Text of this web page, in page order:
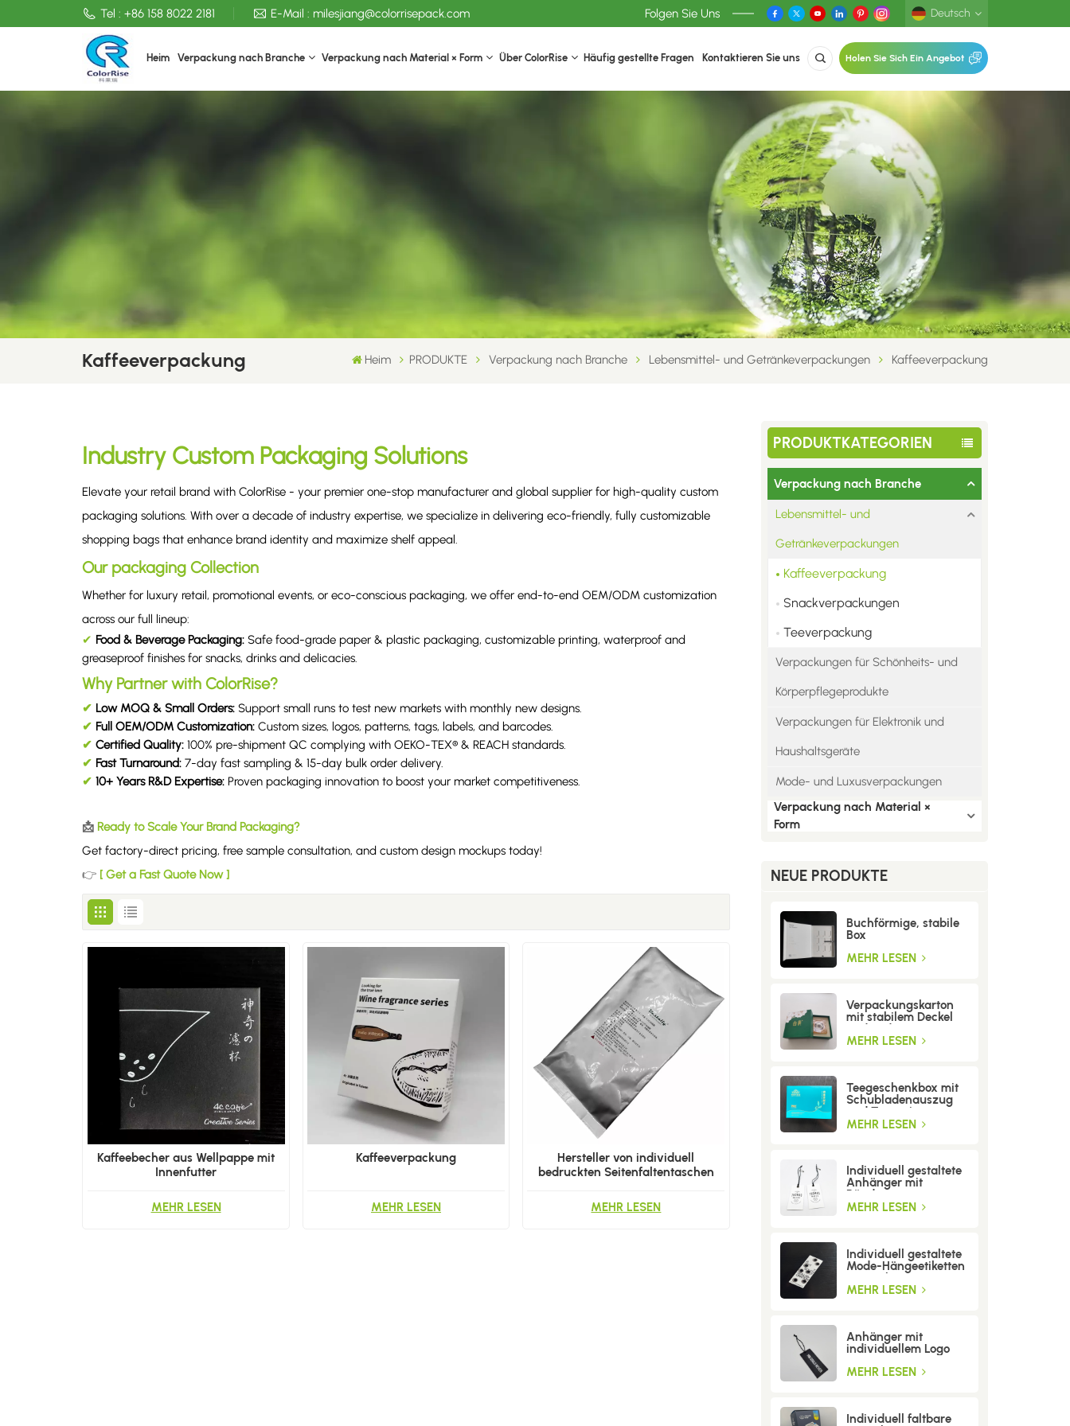
Tel : +86 158 8022 2181 E-Mail : milesjiang@colorrisepack.com Folgen Sie Uns Deutsch
Deutsch
Heim Verpackung nach Branche Verpackung nach Material × Form Über ColorRise Häufig gestellte Fragen Kontaktieren Sie uns Holen Sie Sich Ein Angebot
Kaffeeverpackung Heim PRODUKTE Verpackung nach Branche Lebensmittel- und Getränkeverpackungen Kaffeeverpackung
Industry Custom Packaging Solutions
Elevate your retail brand with ColorRise - your premier one-stop manufacturer and global supplier for high-quality custom
packaging solutions. With over a decade of industry expertise, we specialize in delivering eco-friendly, fully customizable
shopping bags that enhance brand identity and maximize shelf appeal.
Our packaging Collection
Whether for luxury retail, promotional events, or eco-conscious packaging, we offer end-to-end OEM/ODM customization
across our full lineup:
✔ Food & Beverage Packaging: Safe food-grade paper & plastic packaging, customizable printing, waterproof and
greaseproof finishes for snacks, drinks and delicacies.
Why Partner with ColorRise?
✔ Low MOQ & Small Orders: Support small runs to test new markets with monthly new designs.
✔ Full OEM/ODM Customization:Custom sizes, logos, patterns, tags, labels, and barcodes.
✔ Certified Quality:100% pre-shipment QC complying with OEKO-TEX® & REACH standards.
✔ Fast Turnaround:7-day fast sampling & 15-day bulk order delivery.
✔ 10+ Years R&D Expertise: Proven packaging innovation to boost your market competitiveness.
📩 Ready to Scale Your Brand Packaging?
Get factory-direct pricing, free sample consultation, and custom design mockups today!
👉 [ Get a Fast Quote Now ]
Kaffeebecher aus Wellpappe mit
Innenfutter
MEHR LESEN
Kaffeeverpackung
MEHR LESEN
Hersteller von individuell
bedruckten Seitenfaltentaschen
MEHR LESEN
PRODUKTKATEGORIEN
Verpackung nach Branche
Lebensmittel- und
Getränkeverpackungen
Kaffeeverpackung
Snackverpackungen
Teeverpackung
Verpackungen für Schönheits- und
Körperpflegeprodukte
Verpackungen für Elektronik und
Haushaltsgeräte
Mode- und Luxusverpackungen
Verpackung nach Material ×
Form
NEUE PRODUKTE
Buchförmige, stabile
Box
MEHR LESEN
Verpackungskarton
mit stabilem Deckel
und Boden
MEHR LESEN
Teegeschenkbox mit
Schubladenauszug
und Trenneinsatz
MEHR LESEN
Individuell gestaltete
Anhänger mit
Bändern
MEHR LESEN
Individuell gestaltete
Mode-Hängeetiketten
mit Löchern
MEHR LESEN
Anhänger mit
individuellem Logo
MEHR LESEN
Individuell faltbare